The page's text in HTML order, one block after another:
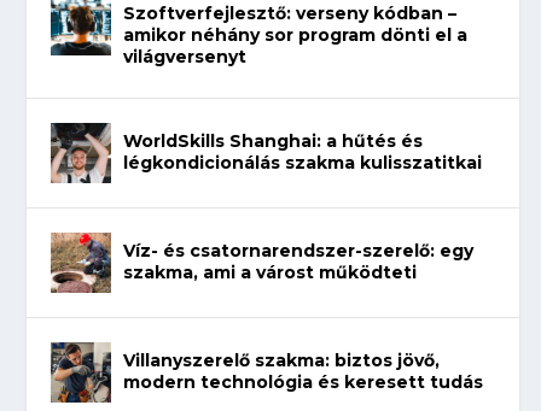
Szoftverfejlesztő: verseny kódban –
amikor néhány sor program dönti el a
világversenyt
WorldSkills Shanghai: a hűtés és
légkondicionálás szakma kulisszatitkai
Víz- és csatornarendszer-szerelő: egy
szakma, ami a várost működteti
Villanyszerelő szakma: biztos jövő,
modern technológia és keresett tudás